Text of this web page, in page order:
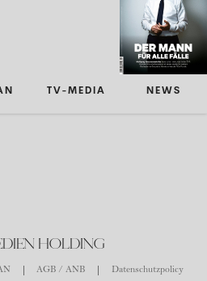
TV-MEDIA NEWS
HOLDING
Datenschutzpolicy